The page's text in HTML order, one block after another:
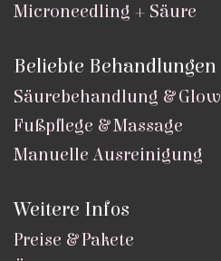
Microneedling + Säure
Beliebte Behandlungen
Säurebehandlung & Glow
Fußpflege & Massage
Manuelle Ausreinigung
Weitere Infos
Preise & Pakete